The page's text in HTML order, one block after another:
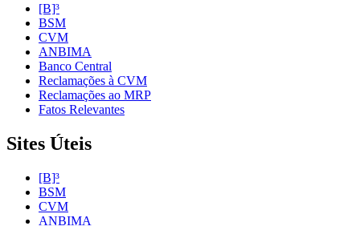
[B]³
BSM
CVM
ANBIMA
Banco Central
Reclamações à CVM
Reclamações ao MRP
Fatos Relevantes
Sites Úteis
[B]³
BSM
CVM
ANBIMA